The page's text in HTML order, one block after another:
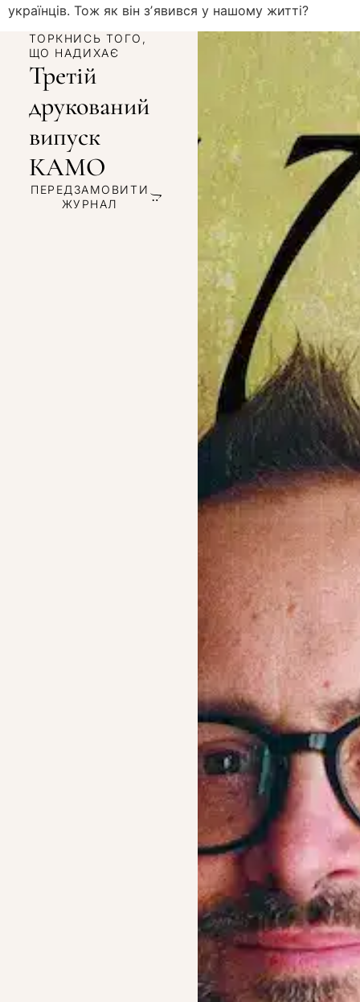
українців. Тож як він зʼявився у нашому житті?
ТОРКНИСЬ ТОГО,
ЩО НАДИХАЄ
Третій
друкований
випуск
КАМО
ПЕРЕДЗАМОВИТИ
ЖУРНАЛ